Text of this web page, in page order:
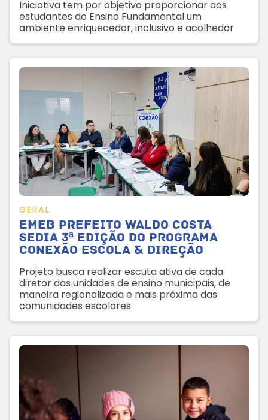
Iniciativa tem por objetivo proporcionar aos
estudantes do Ensino Fundamental um
ambiente enriquecedor, inclusivo e acolhedor
GERAL
Emeb Prefeito Waldo Costa
sedia 3ª edição do Programa
Conexão Escola & Direção
Projeto busca realizar escuta ativa de cada
diretor das unidades de ensino municipais, de
maneira regionalizada e mais próxima das
comunidades escolares